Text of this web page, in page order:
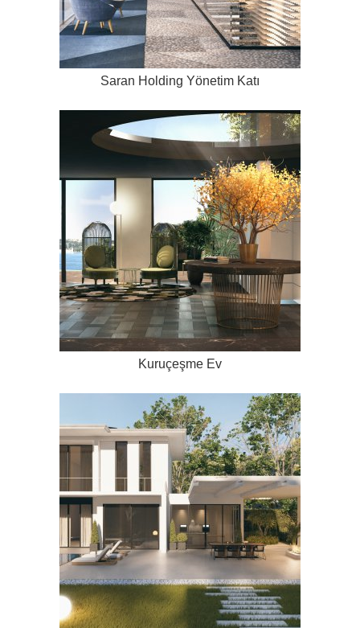
Saran Holding Yönetim Katı
Kuruçeşme Ev